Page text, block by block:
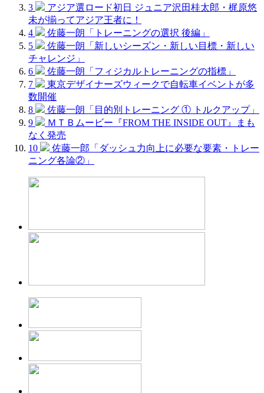
3
アジア選ロード初日 ジュニア沢田桂太郎・梶原悠
未が揃ってアジア王者に！
4
佐藤一朗「トレーニングの選択 後編」
5
佐藤一朗「新しいシーズン・新しい目標・新しい
チャレンジ」
6
佐藤一朗「フィジカルトレーニングの指標」
7
東京デザイナーズウィークで自転車イベントが多
数開催
8
佐藤一朗「目的別トレーニング ① トルクアップ」
9
ＭＴＢムービー『FROM THE INSIDE OUT』まも
なく発売
10
佐藤一郎「ダッシュ力向上に必要な要素・トレー
ニング各論②」